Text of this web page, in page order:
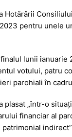
Hotărârii
pentru unele
lunii
votului, patru
parohiali în
plasat „într-o
financiar al